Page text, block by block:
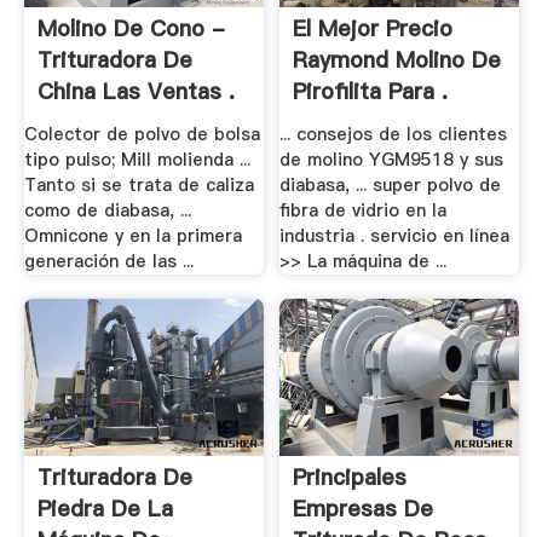
Molino De Cono -
Trituradora De
China Las Ventas .
Colector de polvo de bolsa
tipo pulso; Mill molienda ...
Tanto si se trata de caliza
como de diabasa, ...
Omnicone y en la primera
generación de las ...
El Mejor Precio
Raymond Molino De
Pirofilita Para .
... consejos de los clientes
de molino YGM9518 y sus
diabasa, ... super polvo de
fibra de vidrio en la
industria . servicio en línea
>> La máquina de ...
Trituradora De
Piedra De La
Principales
Empresas De